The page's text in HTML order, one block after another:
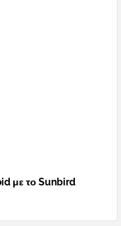
με το Sunbird